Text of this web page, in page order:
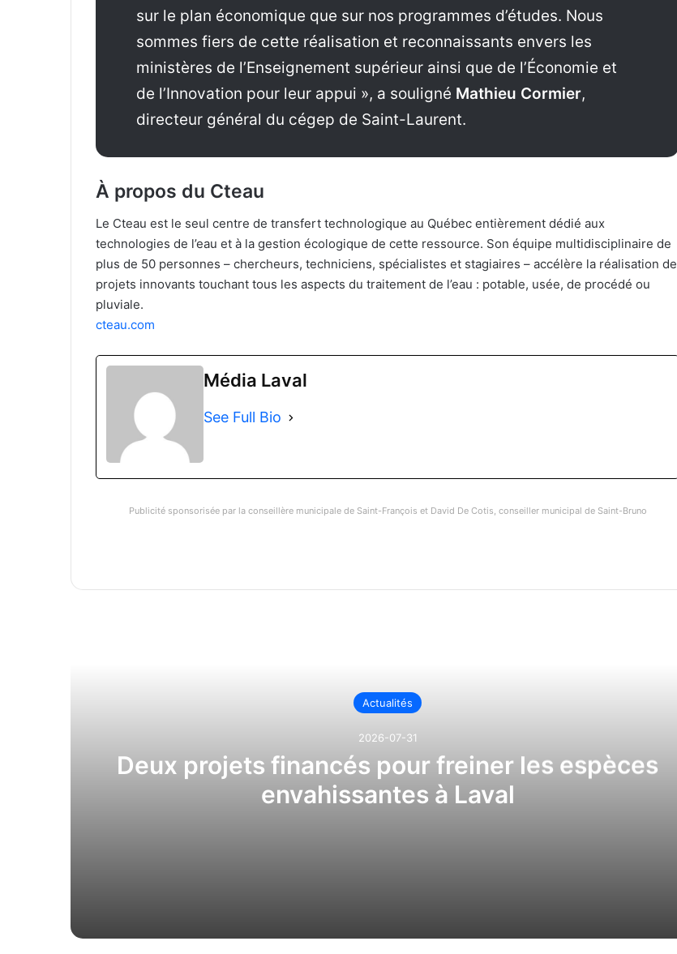
sur le plan économique que sur nos programmes d’études. Nous
sommes fiers de cette réalisation et reconnaissants envers les
ministères de l’Enseignement supérieur ainsi que de l’Économie et
de l’Innovation pour leur appui », a souligné Mathieu Cormier,
directeur général du cégep de Saint-Laurent.
À propos du Cteau
Le Cteau est le seul centre de transfert technologique au Québec entièrement dédié aux
technologies de l’eau et à la gestion écologique de cette ressource. Son équipe multidisciplinaire de
plus de 50 personnes – chercheurs, techniciens, spécialistes et stagiaires – accélère la réalisation de
projets innovants touchant tous les aspects du traitement de l’eau : potable, usée, de procédé ou
pluviale.
cteau.com
Média Laval
See Full Bio
Publicité sponsorisée par la conseillère municipale de Saint-François et David De Cotis, conseiller municipal de Saint-Bruno
Actualités
2026-07-31
Deux projets financés pour freiner les espèces
envahissantes à Laval